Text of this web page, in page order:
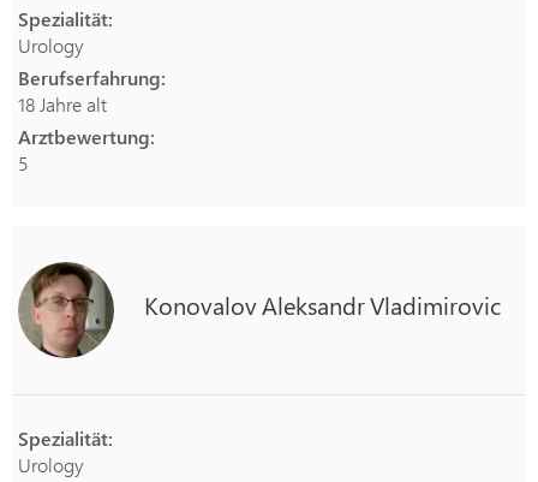
Spezialität:
Urology
Berufserfahrung:
18 Jahre alt
Arztbewertung:
5
KonovalovAleksandrVladimirovic
Spezialität:
Urology